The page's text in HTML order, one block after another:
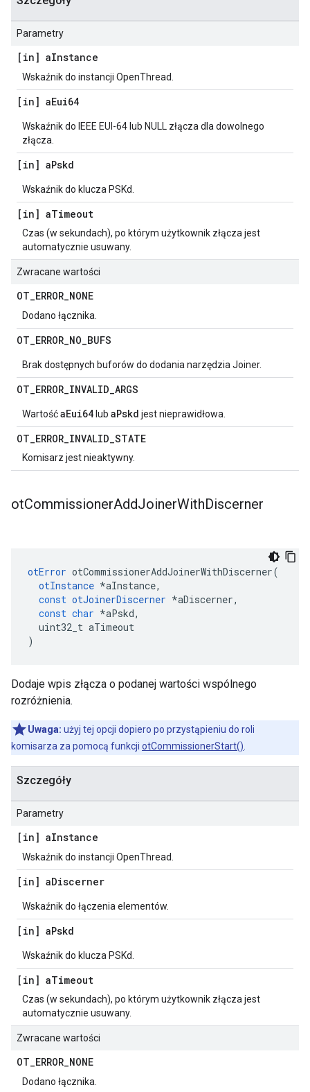
Parametry
[in] aInstance
Wskaźnik do instancji OpenThread.
[in] aEui64
Wskaźnik do IEEE EUI-64 lub NULL złącza dla dowolnego
złącza.
[in] aPskd
Wskaźnik do klucza PSKd.
[in] aTimeout
Czas (w sekundach), po którym użytkownik złącza jest
automatycznie usuwany.
Zwracane wartości
OT_ERROR_NONE
Dodano łącznika.
OT_ERROR_NO_BUFS
Brak dostępnych buforów do dodania narzędzia Joiner.
OT_ERROR_INVALID_ARGS
WartośćaEui64 lub aPskd jest nieprawidłowa.
OT_ERROR_INVALID_STATE
Komisarz jest nieaktywny.
otCommissionerAddJoinerWithDiscerner
otError otCommissionerAddJoinerWithDiscerner(
otInstance *aInstance,
const otJoinerDiscerner *aDiscerner,
const char *aPskd,
uint32_t aTimeout
)
Dodaje wpis złącza o podanej wartości wspólnego
rozróżnienia.
Uwaga: użyj tej opcji dopiero po przystąpieniu do roli
komisarza za pomocą funkcji otCommissionerStart()
Szczegóły
Parametry
[in] aInstance
Wskaźnik do instancji OpenThread.
[in] aDiscerner
Wskaźnik do łączenia elementów.
[in] aPskd
Wskaźnik do klucza PSKd.
[in] aTimeout
Czas (w sekundach), po którym użytkownik złącza jest
automatycznie usuwany.
Zwracane wartości
OT_ERROR_NONE
Dodano łącznika.